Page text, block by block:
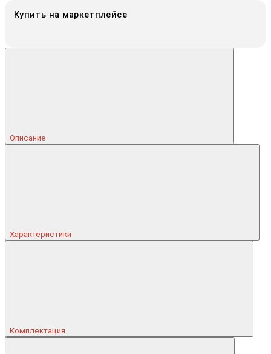
Купить на маркетплейсе
Описание
Характеристики
Комплектация